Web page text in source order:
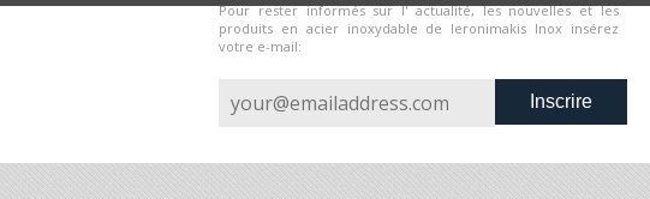
Pour rester informés sur l' actualité, les nouvelles et les
produits en acier inoxydable de Ieronimakis Inox insérez
votre e-mail:
Inscrire